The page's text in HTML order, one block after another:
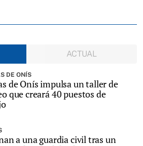
ACTUAL
DE ONÍS
de Onís impulsa un taller de
que creará 40 puestos de
a una guardia civil tras un